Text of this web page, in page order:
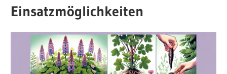
Einsatzmöglichkeiten